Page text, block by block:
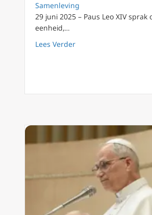
Samenleving
29 juni 2025 – Paus Leo XIV sprak
eenheid,…
Lees Verderabout Paus Leo XIV: